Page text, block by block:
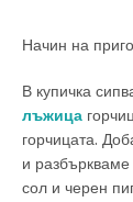
Начин на
В купичка
лъжица
горчицата.
и
сол и черен